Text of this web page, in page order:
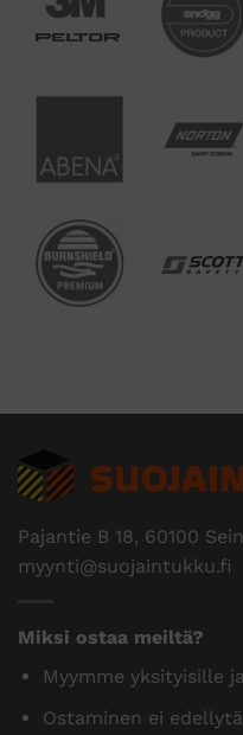
Pajantie B 18, 60100
myynti@suojaintukku.fi
Miksi ostaa meiltä?
Myymme yksityisille
Ostaminen ei